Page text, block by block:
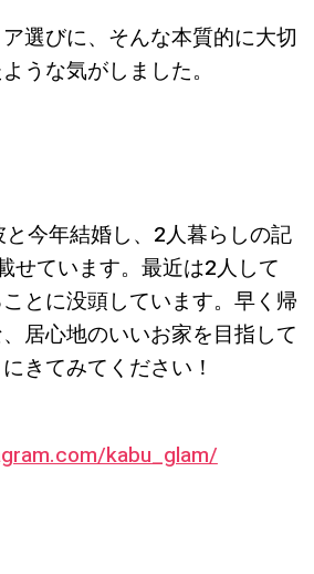
選びに、そんな本質的に大切
うな気がしました。
今年結婚し、2人暮らしの記
せています。最近は2人して
とに没頭しています。早く帰
居心地のいいお家を目指して
きてみてください！
kabu_glam/